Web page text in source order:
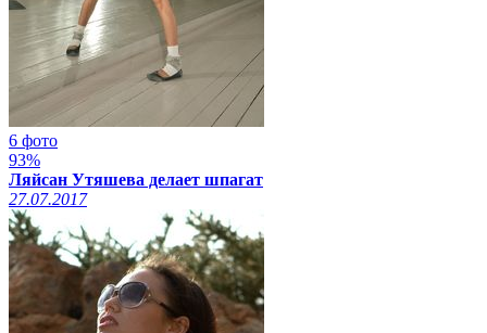
6 фото
93%
Ляйсан Утяшева делает шпагат
27.07.2017